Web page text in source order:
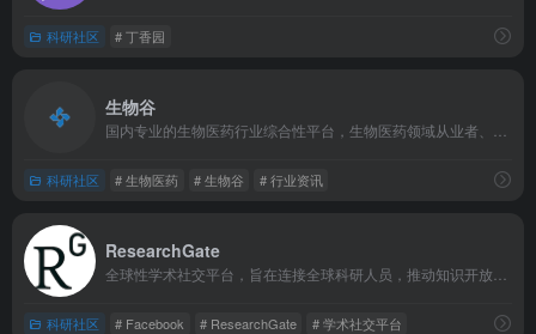
科研社区 # 丁香园
生物谷
科研社区 # 生物医药 # 生物谷 # 行业资讯
ResearchGate
科研社区 # Facebook # ResearchGate # 学术社交平台